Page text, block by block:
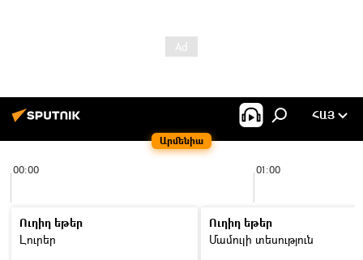
Արմենիա
ՀԱՅ
00:00 01:00
Ուղիղ եթեր
Լուրեր
Ուղիղ եթեր
Մամուլի տեսություն